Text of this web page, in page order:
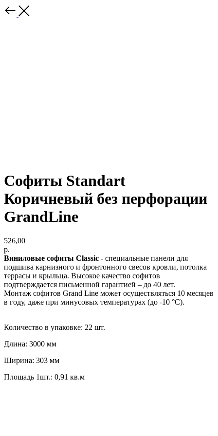
Софиты Standart
Коричневый без перфорации
GrandLine
526,00
р.
Виниловые софиты Classic - специальные панели для
подшива карнизного и фронтонного свесов кровли, потолка
террасы и крыльца. Высокое качество софитов
подтверждается письменной гарантией – до 40 лет.
Монтаж софитов Grand Line может осуществляться 10 месяцев
в году, даже при минусовых температурах (до -10 °C).
Количество в упаковке: 22 шт.
Длина: 3000 мм
Ширина: 303 мм
Площадь 1шт.: 0,91 кв.м